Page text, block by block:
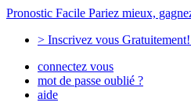
Pronostic Facile Pariez mieux,
> Inscrivez vous
connectez vous
mot de passe oublié ?
aide